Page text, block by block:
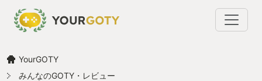
YourGOTY
みんなのGOTY・レビュー